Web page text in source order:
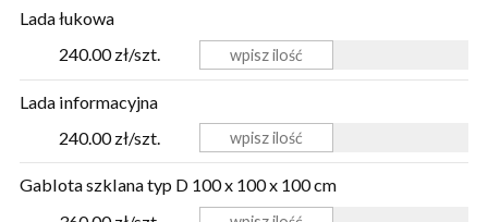
Lada łukowa
240.00 zł/szt.
Lada informacyjna
240.00 zł/szt.
Gablota szklana typ D 100 x 100 x 100 cm